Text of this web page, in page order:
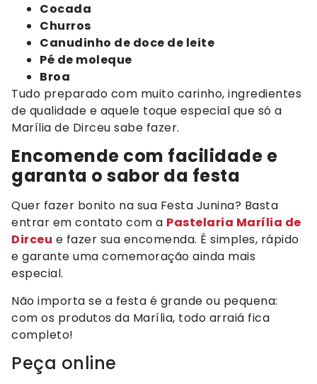
Cocada
Churros
Canudinho de doce de leite
Pé de moleque
Broa
Tudo preparado com muito carinho, ingredientes
de qualidade e aquele toque especial que só a
Marília de Dirceu sabe fazer.
Encomende com facilidade e
garanta o sabor da festa
Quer fazer bonito na sua Festa Junina? Basta
entrar em contato com a Pastelaria Marília de
Dirceu e fazer sua encomenda. É simples, rápido
e garante uma comemoração ainda mais
especial.
Não importa se a festa é grande ou pequena:
com os produtos da Marília, todo arraiá fica
completo!
Peça online